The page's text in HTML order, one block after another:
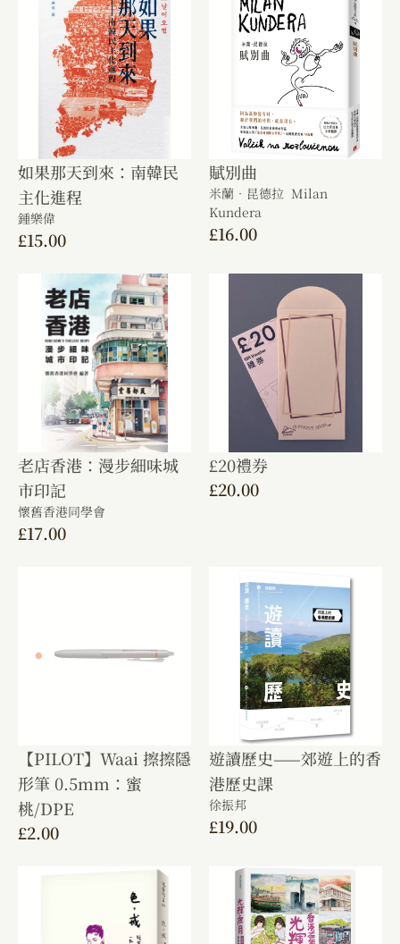
如果那天到來：南韓民
主化進程
鍾樂偉
£15.00
賦別曲
米蘭．昆德拉 Milan
Kundera
£16.00
老店香港：漫步細味城
市印記
懷舊香港同學會
£17.00
£20禮券
£20.00
【PILOT】Waai 擦擦隱
形筆 0.5mm：蜜
桃/DPE
£2.00
遊讀歷史——郊遊上的香
港歷史課
徐振邦
£19.00